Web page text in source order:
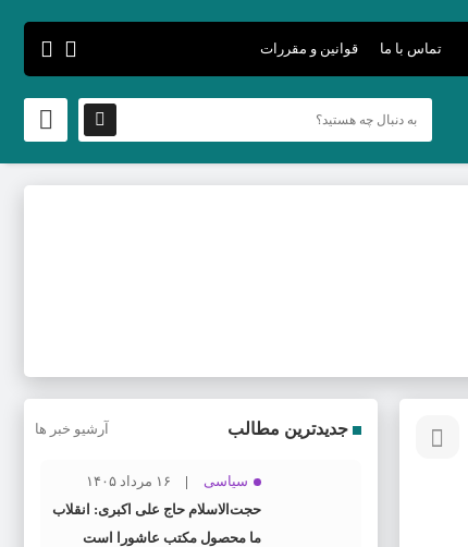
تماس با ما قوانین و مقررات
جدیدترین مطالب آرشیو خبر ها
سیاسی
۱۶ مرداد ۱۴۰۵
حجت‌الاسلام حاج علی اکبری: انقلاب
ما محصول مکتب عاشورا است